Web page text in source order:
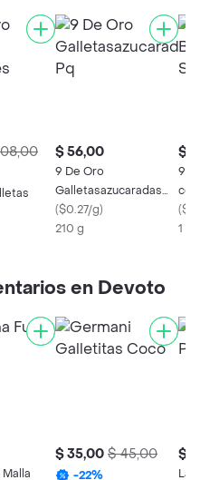
$ 56,00
9 De Oro
Galletasazucaradas
Pq
($0.27/g)
210 g
$
9
con
(
1 X
en Devoto
Malla
$ 35,00 $ 45,00
-22%
$